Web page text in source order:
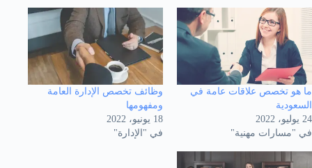
ما هو تخصص علاقات عامة في
السعودية
24 يوليو، 2022
في "مسارات مهنية"
وظائف تخصص الإدارة العامة
ومفهومها
18 يونيو، 2022
في "الإدارة"